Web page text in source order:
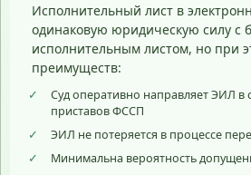
Исполнительный лист в
одинаковую юридическую силу с
исполнительным листом, но при
преимуществ:
✓
Суд оперативно направляет ЭИЛ в
приставов ФССП
✓
ЭИЛ не потеряется в процессе
✓
Минимальна вероятность